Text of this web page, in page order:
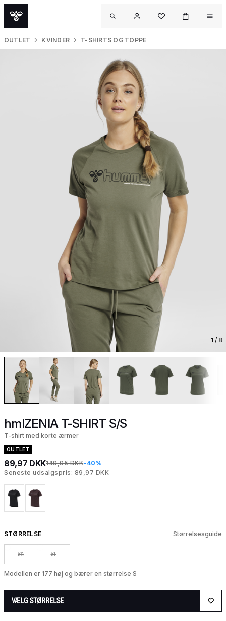
OUTLET KVINDER T-SHIRTS OG TOPPE
1 / 8
hmlZENIA T-SHIRT S/S
T-shirt med korte ærmer
OUTLET
89,97 DKK149,95 DKK-40%
Seneste udsalgspris: 89,97 DKK
STØRRELSE Størrelsesguide
XS XL
Modellen er 177 høj og bærer en størrelse S
VÆLG STØRRELSE